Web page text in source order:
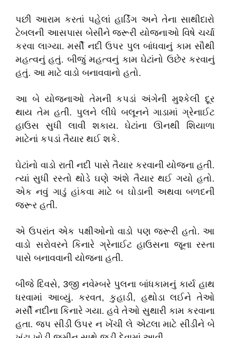
પછી આરામ કરતાં પહેલાં હાર્ડિંગ અને તેના સાથીદારો
ટેબલની આસપાસ બેસીને જરૂરી યોજનાઓ વિષે ચર્ચા
કરવા લાગ્યા. મર્સી નદી ઉપર પુલ બાંધવાનું કામ સૌથી
મહત્વનું હતું. બીજું મહત્વનું કામ ઘેટાંનો ઉછેર કરવાનું
હતું. આ માટે વાડો બનાવવાનો હતો.
આ બે યોજનાઓ તેમની કપડાં અંગેની મુશ્કેલી દૂર
થાય તેમ હતી. પુલને લીધે બલૂનને ગાડામાં ગ્રેનાઈટ
હાઉસ સુધી લાવી શકાય. ઘેટાંના ઊનથી શિયાળા
માટેનાં કપડાં તૈયાર થઈ શકે.
ઘેટાંનો વાડો રાતી નદી પાસે તૈયાર કરવાની યોજના હતી.
ત્યાં સુધી રસ્તો થોડે ઘણે અંશે તૈયાર થઈ ગયો હતો.
એક નવું ગાડું હાંકવા માટે બ ઘોડાની અથવા બળદની
જરૂર હતી.
એ ઉપરાંત એક પક્ષીઓનો વાડો પણ જરૂરી હતો. આ
વાડો સરોવરને કિનારે ગ્રેનાઈટ હાઉસના જૂના રસ્તા
પાસે બનાવવાની યોજના હતી.
બીજે દિવસે, 3જી નવેમ્બરે પુલના બાંધકામનું કાર્ય હાથ
ધરવામાં આવ્યું. કરવત, કુહાડી, હથોડા લઈને તેઓ
મર્સી નદીના કિનારે ગયા. હવે તેઓ સુથારી કામ કરવાના
હતા. જપ સીડી ઉપર ન ખેંચી લે એટલા માટે સીડીને બે